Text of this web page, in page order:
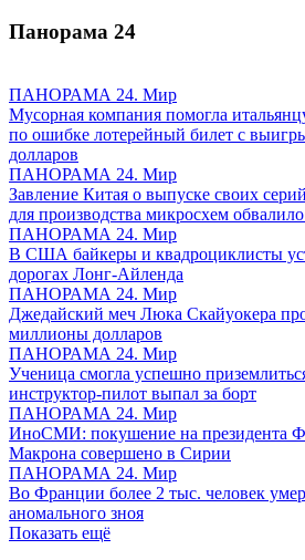
Панорама 24
ПАНОРАМА 24. Мир
Мусорная компания помогла
по ошибке лотерейный билет с
долларов
ПАНОРАМА 24. Мир
Завление Китая о выпуске своих
для производства микросхем
ПАНОРАМА 24. Мир
В США байкеры и квадроциклисты
дорогах Лонг-Айленда
ПАНОРАМА 24. Мир
Джедайский меч Люка Скайуокера
миллионы долларов
ПАНОРАМА 24. Мир
Ученица смогла успешно
инструктор-пилот выпал за борт
ПАНОРАМА 24. Мир
ИноСМИ: покушение на президента
Макрона совершено в Сирии
ПАНОРАМА 24. Мир
Во Франции более 2 тыс. человек
аномального зноя
Показать ещё